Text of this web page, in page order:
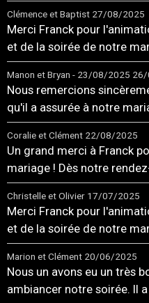
Clémence et Baptist 27/08/2025
Merci Franck pour
et de la soirée de notre
Manon et Bryan - 23/08/2025
Nous remercions
qu'il a assurée à notre
Coralie et Clément 22/08/2025
Un grand merci à Franck
mariage ! Dès notre
Christelle et Olivier 17/07/2025
Merci Franck pour
et de la soirée de notre
Marion et Clément 20/06/2025
Nous un avons eu un très
ambiancer notre soirée. Il